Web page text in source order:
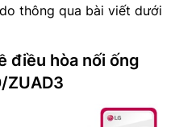
thông qua bài viết dưới
điều hòa nối ống
ZUAD3